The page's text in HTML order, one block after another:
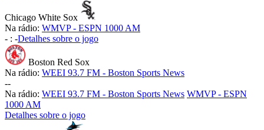
Chicago White Sox
Na rádio: WMVP - ESPN 1000 AM
- : -Detalhes sobre o jogo
Boston Red Sox
Na rádio: WEEI 93.7 FM - Boston Sports News
--
Na rádio: WEEI 93.7 FM - Boston Sports News WMVP - ESPN
1000 AM
Detalhes sobre o jogo